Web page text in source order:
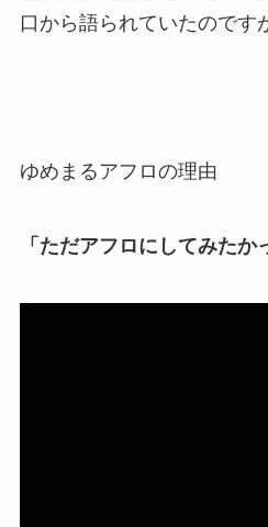
口から語られていたので
ゆめまるアフロの理由
「ただアフロにしてみたか